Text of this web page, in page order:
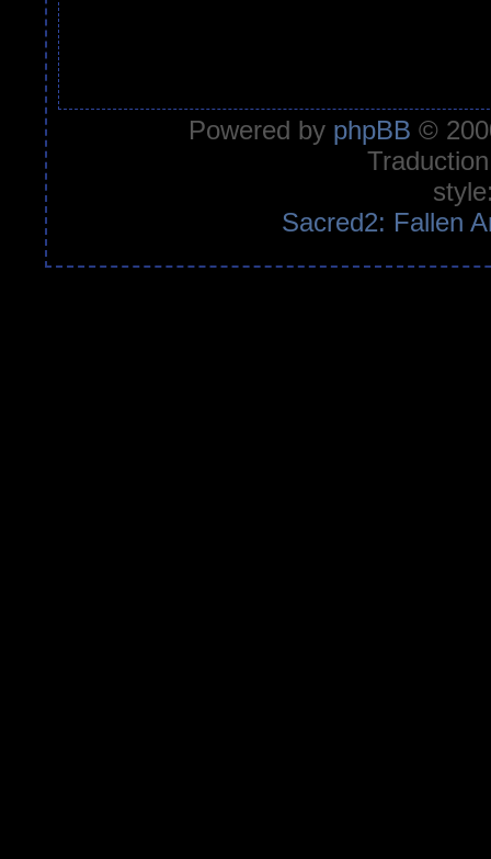
Powered by phpBB ©
Sacred2: Fallen